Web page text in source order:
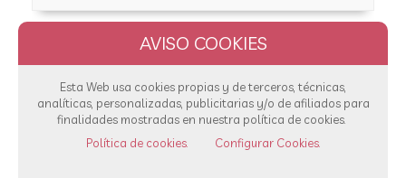
Ver todos los servicios
Esta Web usa cookies propias y de terceros, técnicas,
analíticas, personalizadas, publicitarias y/o de afiliados para
finalidades mostradas en nuestra política de cookies.
Política de cookies.
Configurar Cookies.